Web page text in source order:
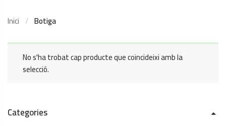
Inici Botiga
No s'ha trobat cap producte que coincideixi amb la
selecció.
Categories